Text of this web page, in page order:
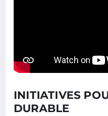
INITIATIVES
DURABLE